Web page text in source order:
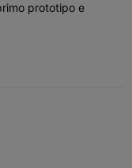
prototipo e